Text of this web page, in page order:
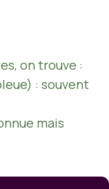
on trouve :
: souvent
mais